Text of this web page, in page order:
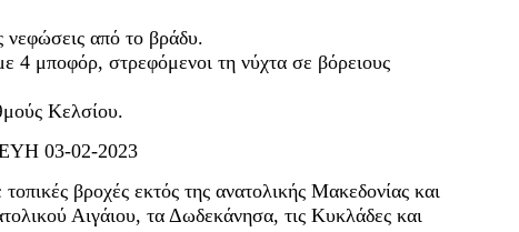
νεφώσεις από το βράδυ.
4 μποφόρ, στρεφόμενοι τη νύχτα σε βόρειους
Κελσίου.
03-02-2023
βροχές εκτός της ανατολικής Μακεδονίας και
Αιγάιου, τα Δωδεκάνησα, τις Κυκλάδες και